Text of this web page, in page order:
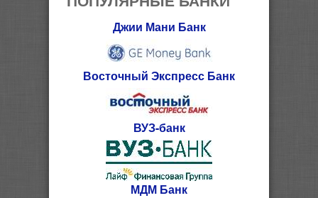
Джии Мани Банк
Восточный Экспресс Банк
ВУЗ-банк
МДМ Банк